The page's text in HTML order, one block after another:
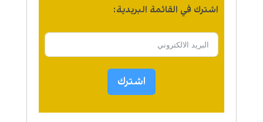
اشترك في القائمة البريدية:
اشترك